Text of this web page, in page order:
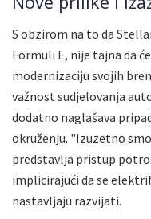
S obzirom na to da
Formuli E, nije tajna da
modernizaciju svojih
važnost sudjelovanja
dodatno naglašava
okruženju. "Izuzetno
predstavlja pristup
implicirajući da se
nastavljaju razvijati.